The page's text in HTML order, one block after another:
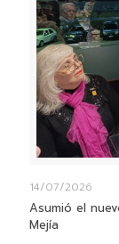
14/07/2026
Asumió el
Mejía